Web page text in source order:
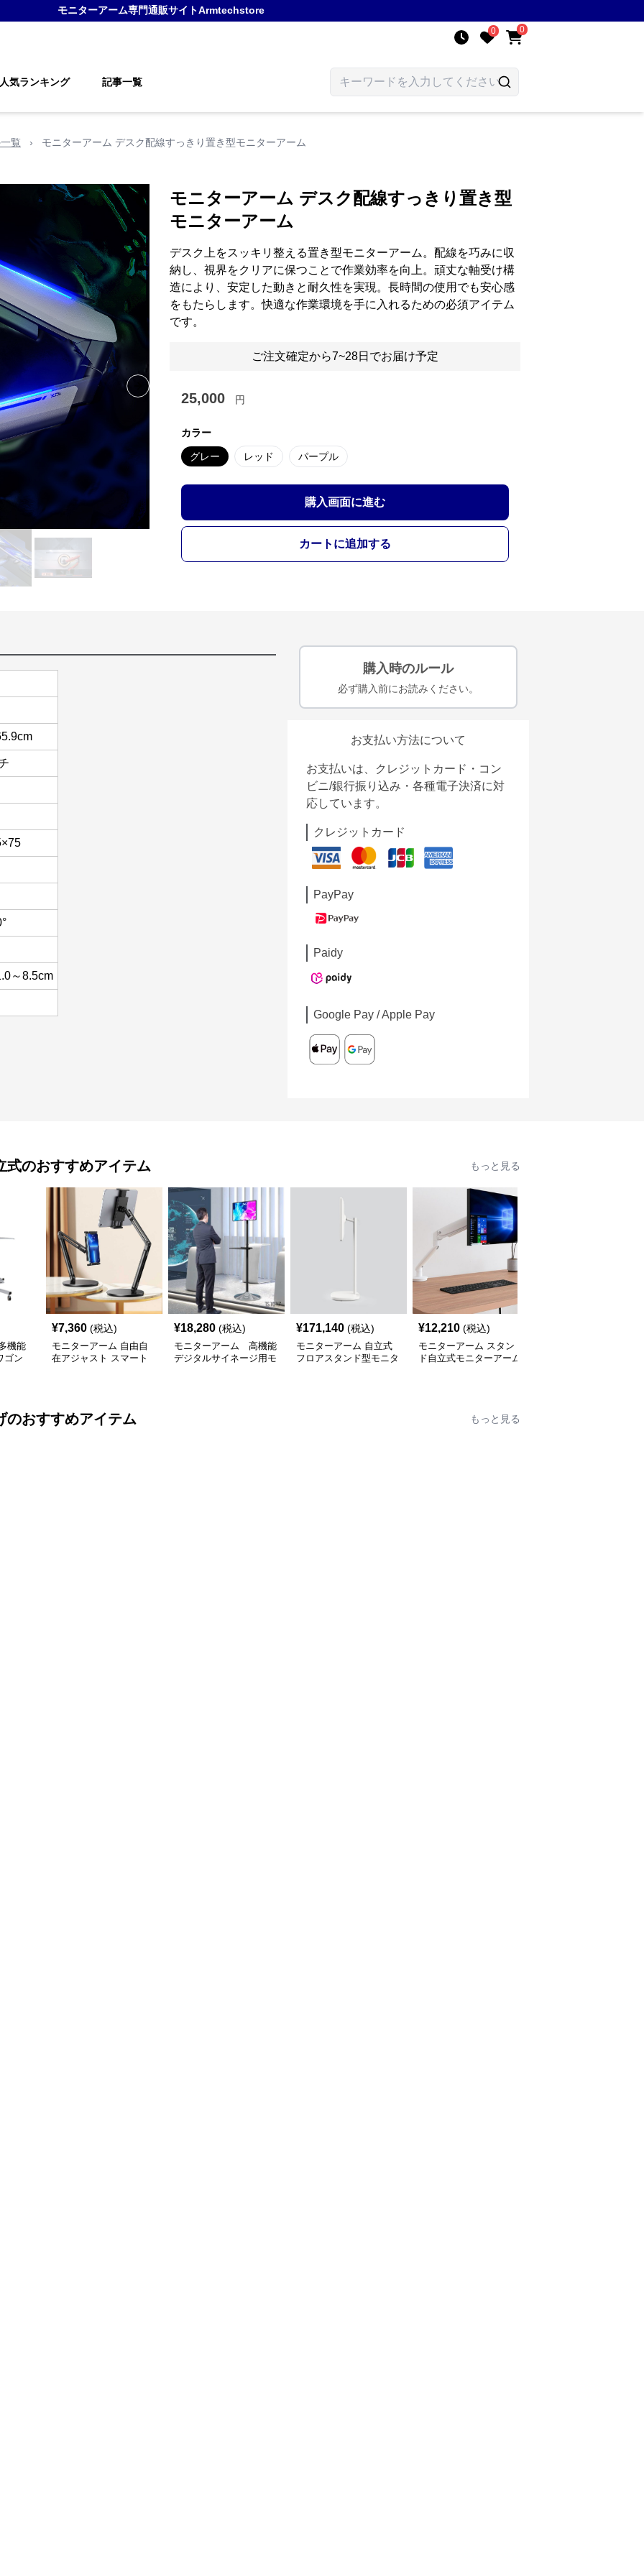
モニターアーム専門通販サイトArmtechstore
0 0
人気ランキング 記事一覧
覧 › モニターアーム デスク配線すっきり置き型モニターアーム
Next slide
モニターアーム デスク配線すっきり置き型
モニターアーム
デスク上をスッキリ整える置き型モニターアーム。配線を巧みに収
納し、視界をクリアに保つことで作業効率を向上。頑丈な軸受け構
造により、安定した動きと耐久性を実現。長時間の使用でも安心感
をもたらします。快適な作業環境を手に入れるための必須アイテム
です。
ご注文確定から7~28日でお届け予定
25,000 円
カラー
グレー レッド パープル
購入画面に進む
カートに追加する
～8.5cm
購入時のルール
必ず購入前にお読みください。
お支払い方法について
お支払いは、クレジットカード・コン
ビニ/銀行振り込み・各種電子決済に対
応しています。
クレジットカード
PayPay
Paidy
Google Pay / Apple Pay
式のおすすめアイテム もっと見る
機能
ゴン
¥7,360 (税込)
モニターアーム 自由自
在アジャスト スマート
¥18,280 (税込)
モニターアーム 高機能
デジタルサイネージ用モ
¥171,140 (税込)
モニターアーム 自立式
フロアスタンド型モニタ
¥12,210 (税込)
モニターアーム スタン
ド自立式モニターアーム
のおすすめアイテム もっと見る